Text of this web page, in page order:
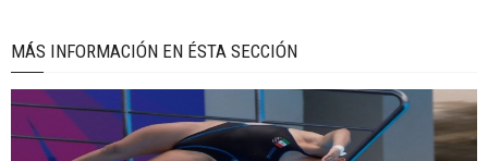
MÁS INFORMACIÓN EN ÉSTA SECCIÓN